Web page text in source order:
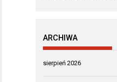
ARCHIWA
sierpień 2026